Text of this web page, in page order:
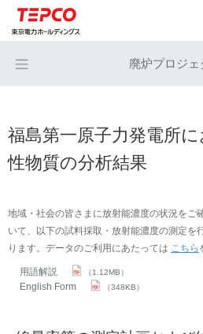
廃炉プロジェ
福島第一原子力発電所
性物質の分析結果
地域・社会の皆さまに放射能濃度の状況をご
いて、以下の試料採取・放射能濃度の測定を
ります。データのご利用にあたっては こちら
用語解説 （1.12MB）
English Form （348KB）